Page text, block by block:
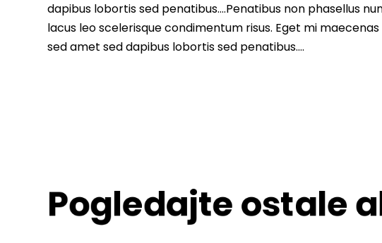
dapibus lobortis sed penatibus….Penatibus non phasellus
lacus leo scelerisque condimentum risus. Eget mi
sed amet sed dapibus lobortis sed penatibus….
Pogledajte ostale